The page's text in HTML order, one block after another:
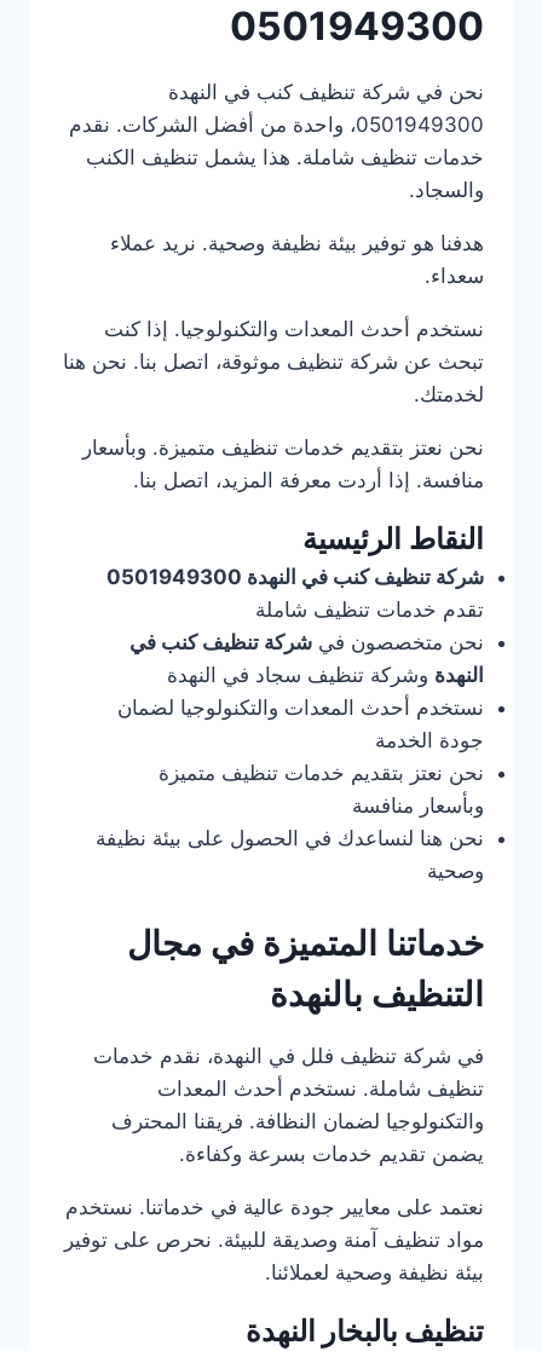
0501949300
نحن في شركة تنظيف كنب في النهدة
0501949300، واحدة من أفضل الشركات. نقدم
خدمات تنظيف شاملة. هذا يشمل تنظيف الكنب
والسجاد.
هدفنا هو توفير بيئة نظيفة وصحية. نريد عملاء
سعداء.
نستخدم أحدث المعدات والتكنولوجيا. إذا كنت
تبحث عن شركة تنظيف موثوقة، اتصل بنا. نحن هنا
لخدمتك.
نحن نعتز بتقديم خدمات تنظيف متميزة. وبأسعار
منافسة. إذا أردت معرفة المزيد، اتصل بنا.
النقاط الرئيسية
شركة تنظيف كنب في النهدة 0501949300
تقدم خدمات تنظيف شاملة
نحن متخصصون في شركة تنظيف كنب في
النهدة وشركة تنظيف سجاد في النهدة
نستخدم أحدث المعدات والتكنولوجيا لضمان
جودة الخدمة
نحن نعتز بتقديم خدمات تنظيف متميزة
وبأسعار منافسة
نحن هنا لنساعدك في الحصول على بيئة نظيفة
وصحية
خدماتنا المتميزة في مجال
التنظيف بالنهدة
في شركة تنظيف فلل في النهدة، نقدم خدمات
تنظيف شاملة. نستخدم أحدث المعدات
والتكنولوجيا لضمان النظافة. فريقنا المحترف
يضمن تقديم خدمات بسرعة وكفاءة.
نعتمد على معايير جودة عالية في خدماتنا. نستخدم
مواد تنظيف آمنة وصديقة للبيئة. نحرص على توفير
بيئة نظيفة وصحية لعملائنا.
تنظيف بالبخار النهدة